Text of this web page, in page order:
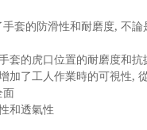
套的防滑性和耐磨度, 不
套的虎口位置的耐磨度和抗
加了工人作業時的可視性,
面
和透氣性